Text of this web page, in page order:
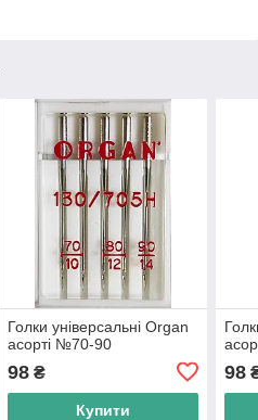
Голки універсальні Organ
асорті №70-90
98₴
Купити
98